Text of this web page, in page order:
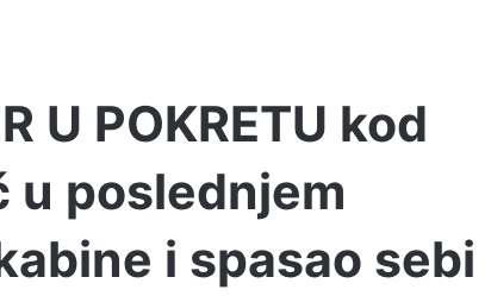
U POKRETU kod
u poslednjem
i spasao sebi